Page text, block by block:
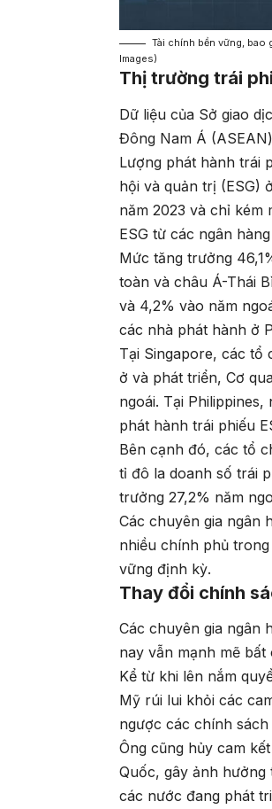
Tài chính bền vững, bao
Images)
Thị trường trái
Dữ liệu của Sở giao
Đông Nam Á
Lượng phát hành trái
hội và quản trị (ESG)
năm 2023 và chỉ
ESG từ các ngân
Mức tăng trưởng
toàn và châu Á-Thái
và 4,2% vào năm
các nhà phát hành ở
Tại Singapore, các tổ
ở và phát triển, Cơ
ngoái. Tại
phát hành trái phiếu
Bên cạnh đó, các tổ
tỉ đô la doanh số trái
trưởng 27,2% năm
Các chuyên gia ngân
nhiều chính phủ
vững định kỳ.
Thay đổi chính
Các chuyên gia ngân
nay vẫn mạnh mẽ
Kể từ khi lên nắm
Mỹ rúi lui khỏi các
ngược các chính
Ông cũng hủy cam
Quốc, gây ảnh
các nước đang phát